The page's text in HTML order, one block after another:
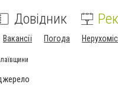
Довідник
Вакансії Погода